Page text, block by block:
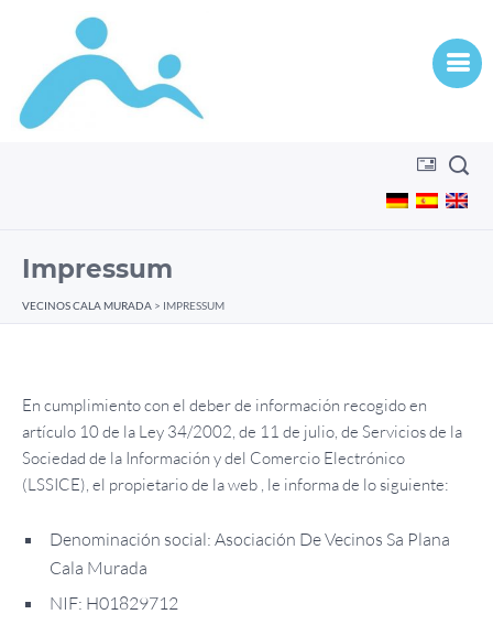
Impressum
VECINOS CALA MURADA > IMPRESSUM
En cumplimiento con el deber de información recogido en
artículo 10 de la Ley 34/2002, de 11 de julio, de Servicios de la
Sociedad de la Información y del Comercio Electrónico
(LSSICE), el propietario de la web , le informa de lo siguiente:
Denominación social: Asociación De Vecinos Sa Plana
Cala Murada
NIF: H01829712